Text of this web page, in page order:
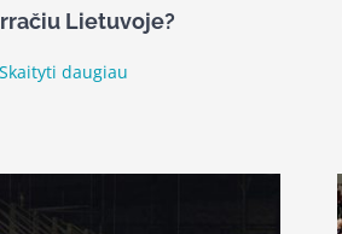
Lietuvoje?
Skaityti daugiau